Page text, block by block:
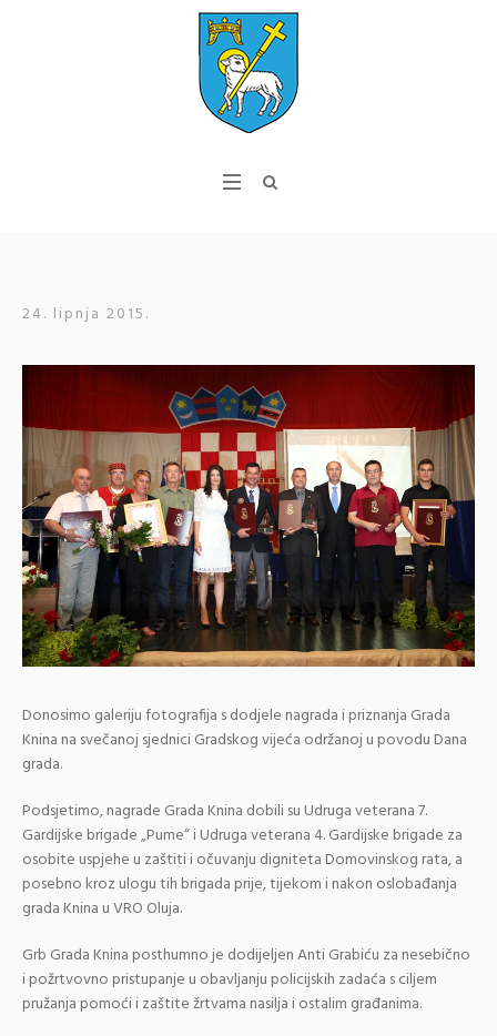
24. lipnja 2015.
Donosimo galeriju fotografija s dodjele nagrada i priznanja Grada
Knina na svečanoj sjednici Gradskog vijeća održanoj u povodu Dana
grada.
Podsjetimo, nagrade Grada Knina dobili su Udruga veterana 7.
Gardijske brigade „Pume“ i Udruga veterana 4. Gardijske brigade za
osobite uspjehe u zaštiti i očuvanju digniteta Domovinskog rata, a
posebno kroz ulogu tih brigada prije, tijekom i nakon oslobađanja
grada Knina u VRO Oluja.
Grb Grada Knina posthumno je dodijeljen Anti Grabiću za nesebično
i požrtvovno pristupanje u obavljanju policijskih zadaća s ciljem
pružanja pomoći i zaštite žrtvama nasilja i ostalim građanima.